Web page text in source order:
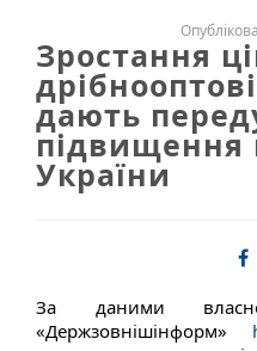
Зростання
дають
підвищення
України
За даними
«Держзовнішінформ»